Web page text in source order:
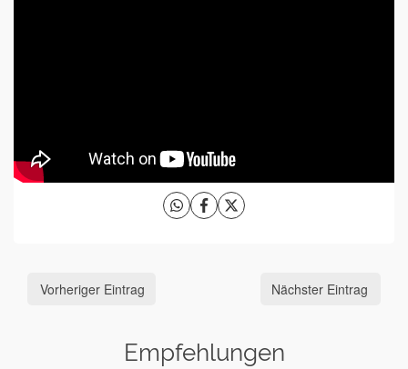
Vorheriger Eintrag Nächster Eintrag
Empfehlungen